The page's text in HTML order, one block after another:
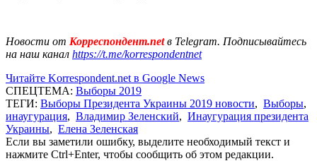
Новости от Корреспондент.netв Telegram. Подписывайтесь
на наш канал https://t.me/korrespondentnet
Читайте Korrespondent.net в Google News
СПЕЦТЕМА: Выборы 2019
ТЕГИ: Выборы Президента Украины 2019 новости, Выборы,
инаугурация, Владимир Зеленский, Инаугурация президента
Украины, Елена Зеленская
Если вы заметили ошибку, выделите необходимый текст и
нажмите Ctrl+Enter, чтобы сообщить об этом редакции.